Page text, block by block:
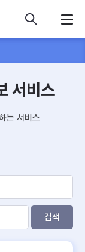
서비스
는 서비스
검색